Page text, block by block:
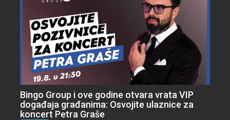
Bingo Group i ove godine otvara vrata VIP
događaja građanima: Osvojite ulaznice za
koncert Petra Graše